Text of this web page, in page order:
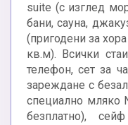
suite (с изглед
бани, сауна,
(пригодени за
кв.м). Всички
телефон, сет за
зареждане с
специално мляко
безплатно),